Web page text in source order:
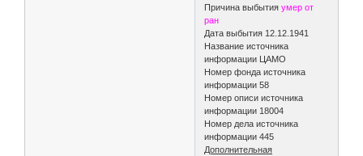
Причина выбытияумер от
ран
Дата выбытия 12.12.1941
Название источника
информации ЦАМО
Номер фонда источника
информации 58
Номер описи источника
информации 18004
Номер дела источника
информации 445
Дополнительная